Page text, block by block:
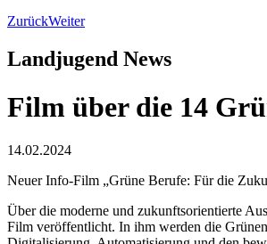
ZurückWeiter
Landjugend News
Film über die 14
14.02.2024
Neuer Info-Film „Grüne Berufe: Für die
Über die moderne und zukunftsorientierte
Film veröffentlicht. In ihm werden die